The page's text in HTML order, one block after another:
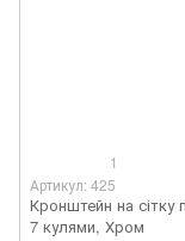
1
Артикул: 425
Кронштейн на сітку
7 кулями, Хром